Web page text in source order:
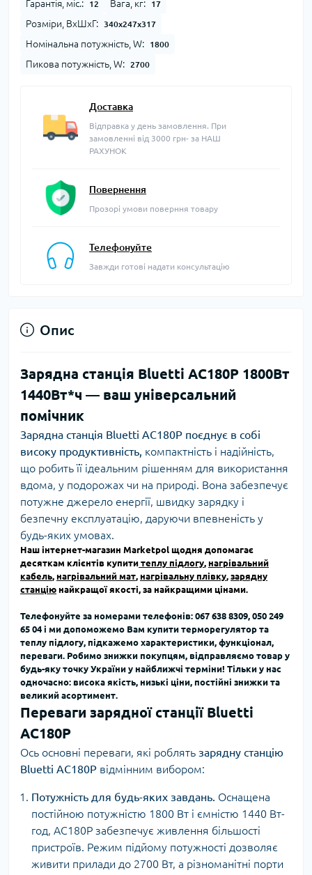
Гарантія, міс.: 12 Вага, кг: 17
Розміри, ВхШхГ: 340х247х317
Номінальна потужність, W: 1800
Пикова потужність, W: 2700
Доставка
Відправка у день замовлення. При
замовленні від 3000 грн- за НАШ
РАХУНОК
Повернення
Прозорі умови поверння товару
Телефонуйте
Завжди готові надати консультацію
Опис
Зарядна станція Bluetti AC180P 1800Вт
1440Вт*ч — ваш універсальний
помічник
Зарядна станція Bluetti AC180P поєднує в собі
високу продуктивність, компактність і надійність,
що робить її ідеальним рішенням для використання
вдома, у подорожах чи на природі. Вона забезпечує
потужне джерело енергії, швидку зарядку і
безпечну експлуатацію, даруючи впевненість у
будь-яких умовах.
Наш інтернет-магазин Marketpol щодня допомагає
десяткам клієнтів купити теплу підлогу нагрівальний
кабель нагрівальний мат нагрівальну плівку зарядну
станцію найкращої якості, за найкращими цінами.
Телефонуйте за номерами телефонів: 067 638 8309, 050 249
65 04 і ми допоможемо Вам купити терморегулятор та
теплу підлогу, підкажемо характеристики, функціонал,
переваги. Робимо знижки покупцям, відправляємо товар у
будь-яку точку України у найближчі терміни! Тільки у нас
одночасно: висока якість, низькі ціни, постійні знижки та
великий асортимент
Переваги зарядної станції Bluetti
AC180P
Ось основні переваги, які роблять зарядну станцію
Bluetti AC180P відмінним вибором:
Потужність для будь-яких завдань. Оснащена
постійною потужністю 1800 Вт і ємністю 1440 Вт-
год, AC180P забезпечує живлення більшості
пристроїв. Режим підйому потужності дозволяє
живити прилади до 2700 Вт, а різноманітні порти